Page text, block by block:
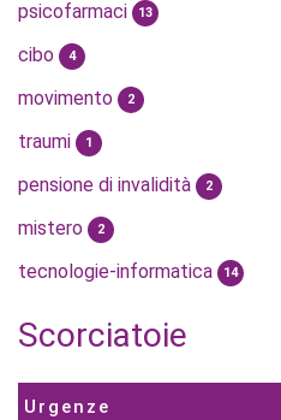
psicofarmaci 13
cibo 4
movimento 2
traumi 1
pensione di invalidità 2
mistero 2
tecnologie-informatica 14
Scorciatoie
Urgenze